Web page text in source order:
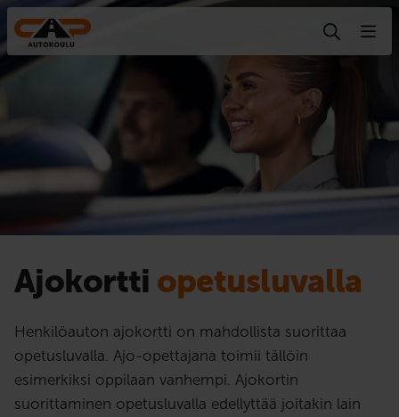
Hyppää sisältöön
Ajokortti opetusluvalla
Henkilöauton ajokortti on mahdollista suorittaa
opetusluvalla. Ajo-opettajana toimii tällöin
esimerkiksi oppilaan vanhempi. Ajokortin
suorittaminen opetusluvalla edellyttää joitakin lain